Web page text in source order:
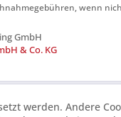
wenn
GmbH
& Co. KG
werden. Andere